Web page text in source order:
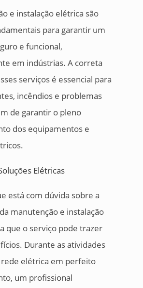
e instalação elétrica são
para garantir um
e funcional,
em indústrias. A correta
serviços é essencial para
incêndios e problemas
de garantir o pleno
dos equipamentos e
está com dúvida sobre a
manutenção e instalação
que o serviço pode trazer
Durante as atividades
elétrica em perfeito
um profissional